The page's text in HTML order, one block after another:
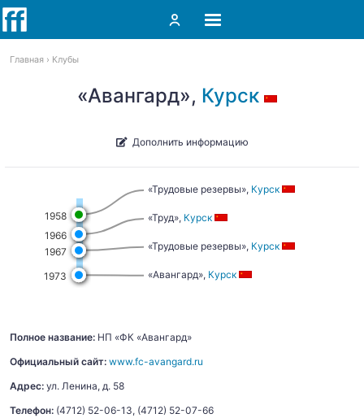
Главная Клубы
«Авангард», Курск
Дополнить информацию
1958
1966
1967
1973
«Трудовые резервы», Курск
«Труд», Курск
«Трудовые резервы», Курск
«Авангард», Курск
Полное название: НП «ФК «Авангард»
Официальный сайт: www.fc-avangard.ru
Адрес: ул. Ленина, д. 58
Телефон: (4712) 52-06-13, (4712) 52-07-66